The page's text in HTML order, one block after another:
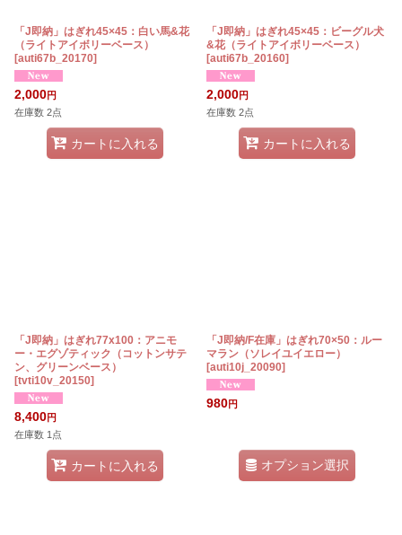
「J即納」はぎれ45×45：白い馬&花
（ライトアイボリーベース）
[auti67b_20170]
2,000円
在庫数 2点
カートに入れる
「J即納」はぎれ45×45：ビーグル犬
&花（ライトアイボリーベース）
[auti67b_20160]
2,000円
在庫数 2点
カートに入れる
「J即納」はぎれ77x100：アニモ
ー・エグゾティック（コットンサテ
ン、グリーンベース）
[tvti10v_20150]
8,400円
在庫数 1点
カートに入れる
「J即納/F在庫」はぎれ70×50：ルー
マラン（ソレイユイエロー）
[auti10j_20090]
980円
オプション選択